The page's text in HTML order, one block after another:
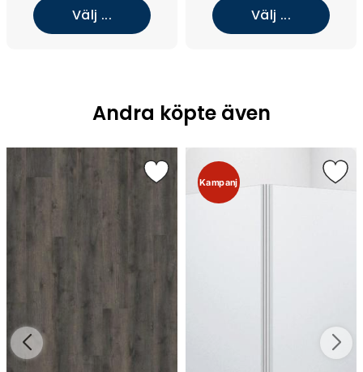
sand porslin)
Välj ...
porslin)
Välj ...
Andra köpte även
Kampanj